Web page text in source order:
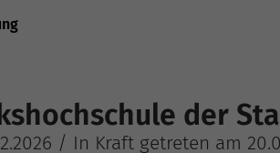
der
/ In Kraft getreten am